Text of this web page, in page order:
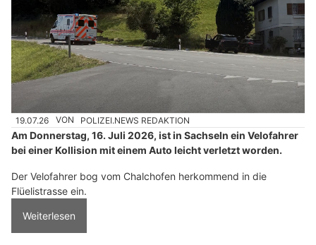
19.07.26 VON POLIZEI.NEWS REDAKTION
Am Donnerstag, 16. Juli 2026, ist in Sachseln ein Velofahrer
bei einer Kollision mit einem Auto leicht verletzt worden.
Der Velofahrer bog vom Chalchofen herkommend in die
Flüelistrasse ein.
Weiterlesen